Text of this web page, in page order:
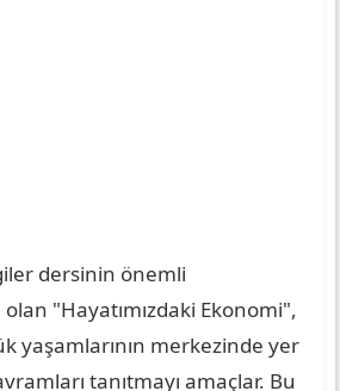
dersinin önemli
"Hayatımızdaki Ekonomi",
yaşamlarının merkezinde yer
tanıtmayı amaçlar. Bu